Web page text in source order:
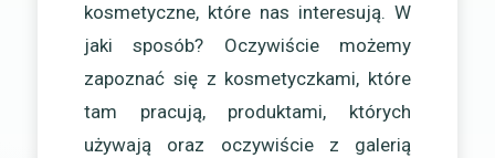
kosmetyczne, które nas interesują. W
jaki sposób? Oczywiście możemy
zapoznać się z kosmetyczkami, które
tam pracują, produktami, których
używają oraz oczywiście z galerią